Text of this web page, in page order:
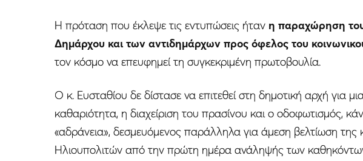
Η πρόταση που έκλεψε τις εντυπώσεις ήταν η παραχώρηση του
Δημάρχου και των αντιδημάρχων προς όφελος του
τον κόσμο να επευφημεί τη συγκεκριμένη πρωτοβουλία.
Ο κ. Ευσταθίου δε δίστασε να επιτεθεί στη δημοτική αρχή για
καθαριότητα, η διαχείριση του πρασίνου και ο οδοφωτισμός,
«αδράνεια», δεσμευόμενος παράλληλα για άμεση βελτίωση της
Ηλιουπολιτών από την πρώτη ημέρα ανάληψής των